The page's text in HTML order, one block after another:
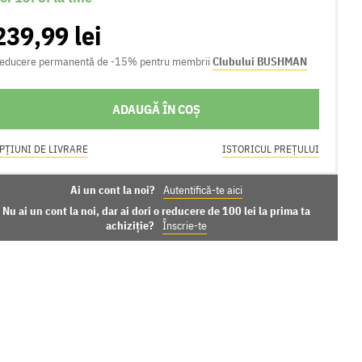
lei
permanentă de -15% pentru membrii Clubului BUSHMAN
ADAUGĂ ÎN COȘ
DE LIVRARE ISTORICUL PREȚULUI
Ai un cont la noi?
Autentifică-te aici
Nu ai un cont la noi, dar ai dori o reducere de 100 lei la prima ta
achiziție?
Înscrie-te